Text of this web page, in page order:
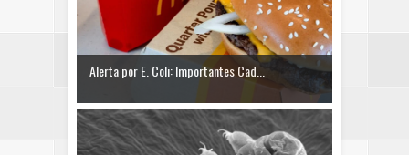
Alerta por E. Coli: Importantes Cad...